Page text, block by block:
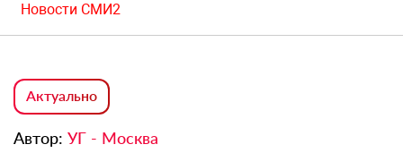
Новости СМИ2
Актуально
Автор: УГ - Москва